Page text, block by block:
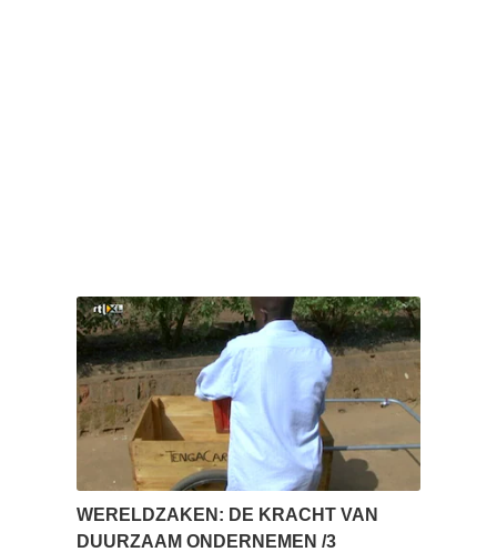
WERELDZAKEN: DE KRACHT VAN
DUURZAAM ONDERNEMEN /3